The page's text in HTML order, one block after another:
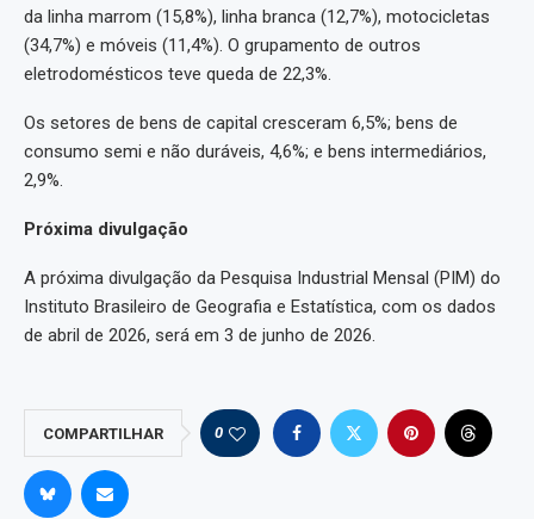
da linha marrom (15,8%), linha branca (12,7%), motocicletas
(34,7%) e móveis (11,4%). O grupamento de outros
eletrodomésticos teve queda de 22,3%.
Os setores de bens de capital cresceram 6,5%; bens de
consumo semi e não duráveis, 4,6%; e bens intermediários,
2,9%.
Próxima divulgação
A próxima divulgação da Pesquisa Industrial Mensal (PIM) do
Instituto Brasileiro de Geografia e Estatística, com os dados
de abril de 2026, será em 3 de junho de 2026.
COMPARTILHAR 0